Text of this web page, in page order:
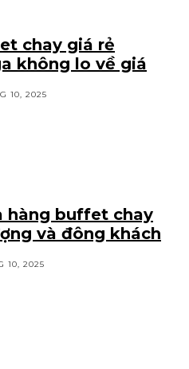
chay giá rẻ
không lo về giá
10, 2025
hàng buffet chay
và đông khách
10, 2025